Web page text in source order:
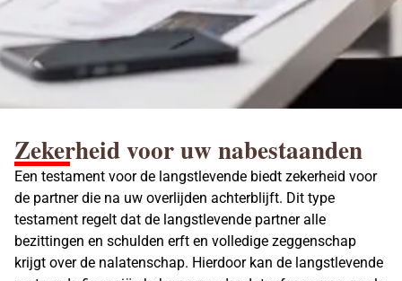
Zekerheid voor uw nabestaanden
Een testament voor de langstlevende biedt zekerheid voor
de partner die na uw overlijden achterblijft. Dit type
testament regelt dat de langstlevende partner alle
bezittingen en schulden erft en volledige zeggenschap
krijgt over de nalatenschap. Hierdoor kan de langstlevende